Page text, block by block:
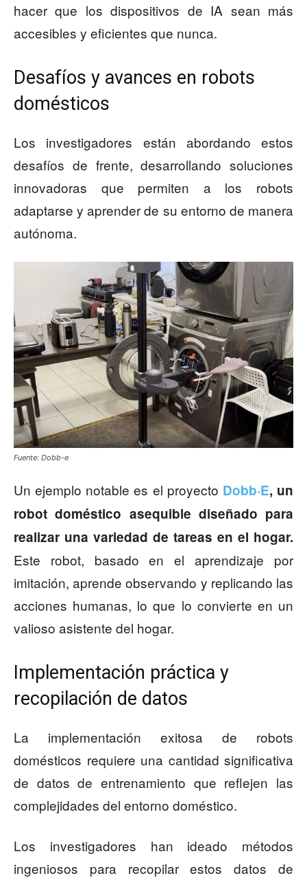
hacer que los dispositivos de IA sean más
accesibles y eficientes que nunca.
Desafíos y avances en robots
domésticos
Los investigadores están abordando estos
desafíos de frente, desarrollando soluciones
innovadoras que permiten a los robots
adaptarse y aprender de su entorno de manera
autónoma.
Fuente: Dobb-e
Un ejemplo notable es el proyecto Dobb·E, un
robot doméstico asequible diseñado para
realizar una variedad de tareas en el hogar.
Este robot, basado en el aprendizaje por
imitación, aprende observando y replicando las
acciones humanas, lo que lo convierte en un
valioso asistente del hogar.
Implementación práctica y
recopilación de datos
La implementación exitosa de robots
domésticos requiere una cantidad significativa
de datos de entrenamiento que reflejen las
complejidades del entorno doméstico.
Los investigadores han ideado métodos
ingeniosos para recopilar estos datos de